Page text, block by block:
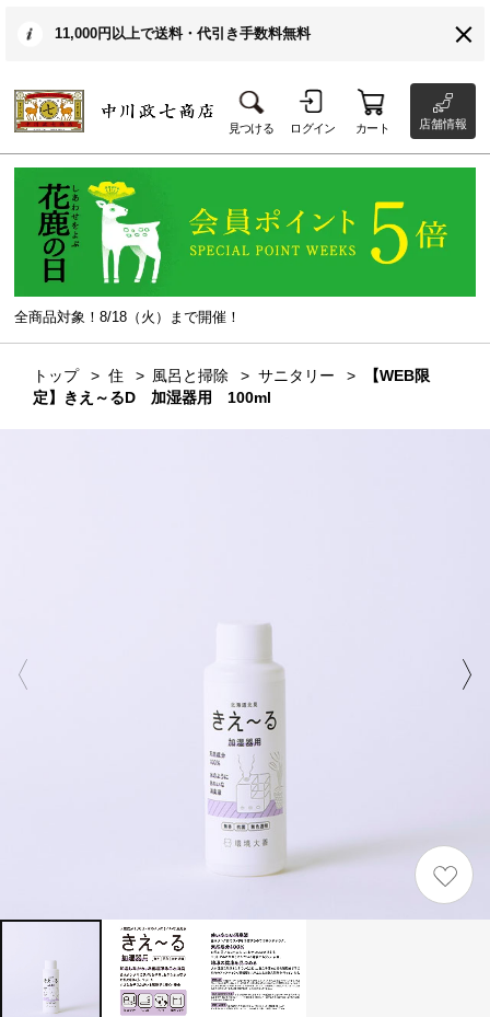
11,000円以上で送料・代引き手数料無料
見つける ログイン カート 店舗情報
全商品対象！8/18（火）まで開催！
トップ 住 風呂と掃除 サニタリー
【WEB限
定】きえ～るD 加湿器用 100ml